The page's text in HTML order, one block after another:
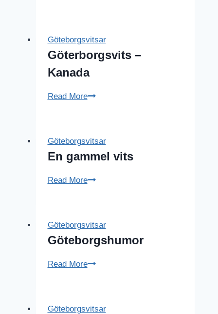
Göteborgsvitsar
Göterborgsvits –
Kanada
Read MoreGöterborgsvits
Göteborgsvitsar
En gammel vits
Read MoreEn
Göteborgsvitsar
Göteborgshumor
Read MoreGöteborgshumor
Göteborgsvitsar